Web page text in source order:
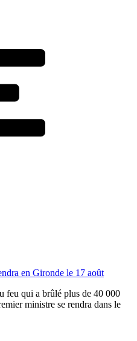
en Gironde le 17 août
feu qui a brûlé plus de 40 000
ministre se rendra dans le